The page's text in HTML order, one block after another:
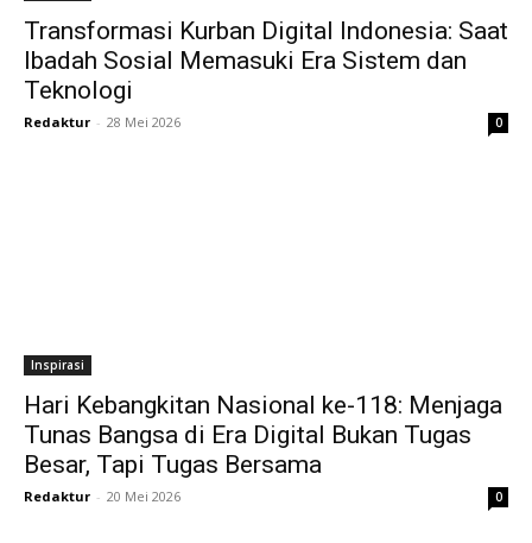
Transformasi Kurban Digital Indonesia: Saat
Ibadah Sosial Memasuki Era Sistem dan
Teknologi
Redaktur - 28 Mei 2026 0
Inspirasi
Hari Kebangkitan Nasional ke-118: Menjaga
Tunas Bangsa di Era Digital Bukan Tugas
Besar, Tapi Tugas Bersama
Redaktur - 20 Mei 2026 0